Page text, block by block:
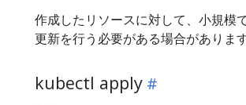
作成したリソースに対して、小規模
更新を行う必要がある場合があります
kubectl apply